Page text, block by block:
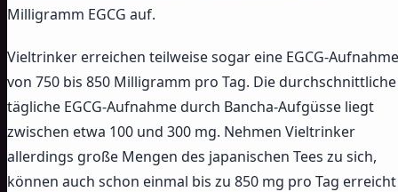
Milligramm EGCG auf.
Vieltrinker erreichen teilweise sogar eine EGCG-Aufnahme
von 750 bis 850 Milligramm pro Tag. Die durchschnittliche
tägliche EGCG-Aufnahme durch Bancha-Aufgüsse liegt
zwischen etwa 100 und 300 mg. Nehmen Vieltrinker
allerdings große Mengen des japanischen Tees zu sich,
können auch schon einmal bis zu 850 mg pro Tag erreicht